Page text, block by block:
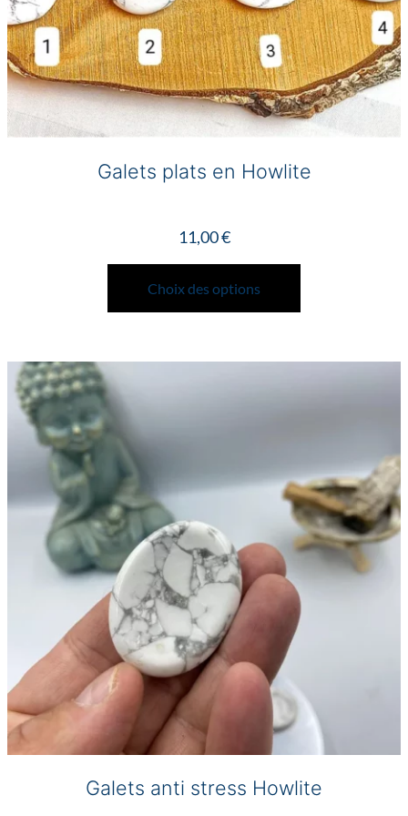
Galets plats en Howlite
11,00€
Choix des options
Ce
a
variations.
choisies
sur
la
page
du
produit
Galets anti stress Howlite